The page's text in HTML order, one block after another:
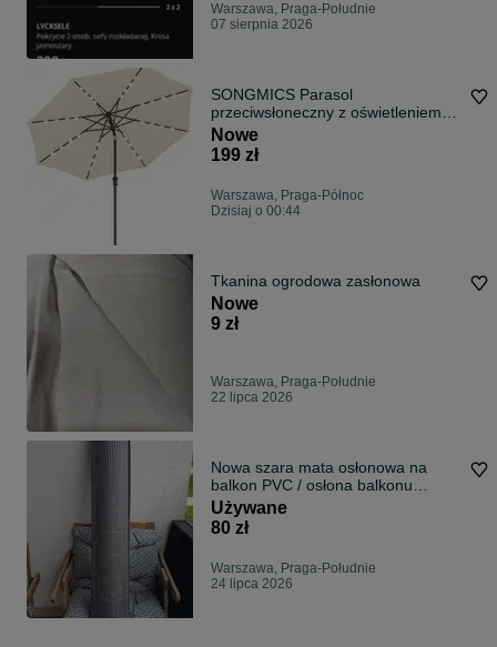
Warszawa, Praga-Południe
07 sierpnia 2026
SONGMICS Parasol
przeciwsłoneczny z oświetleniem
solarnym LED, 32 diody LED,
ochrona przed promieniowaniem
UV UPF 50+, obustronny kąt
Nowe
199 zł
Warszawa, Praga-Północ
Dzisiaj o 00:44
Tkanina ogrodowa zasłonowa
Nowe
9 zł
Warszawa, Praga-Południe
22 lipca 2026
Nowa szara mata osłonowa na
balkon PVC / osłona balkonu
100x500 cm
Używane
80 zł
Warszawa, Praga-Południe
24 lipca 2026